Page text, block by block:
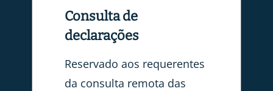
Consulta de
declarações
Reservado aos requerentes
da consulta remota das